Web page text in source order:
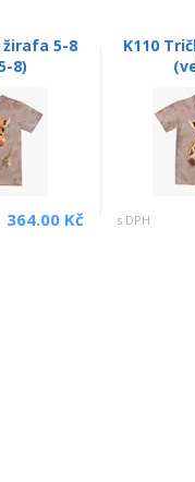
žirafa 5-8
8)
364.00 Kč
K110
s DPH